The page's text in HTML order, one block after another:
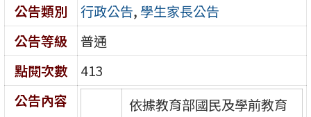
公告類別
行政公告, 學生家長公告
公告等級
普通
點閱次數
413
公告內容
依據教育部國民及學前教育